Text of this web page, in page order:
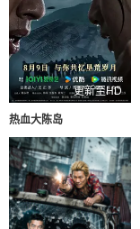
更新至HD
热血大陈岛